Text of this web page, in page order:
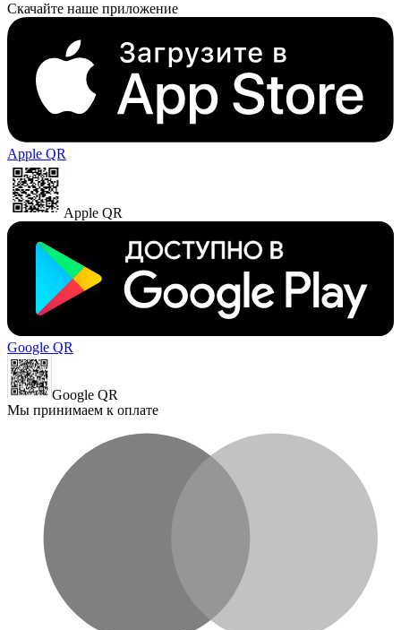
Скачайте наше приложение
Apple QR
Apple QR
Google QR
Google QR
Мы принимаем к оплате